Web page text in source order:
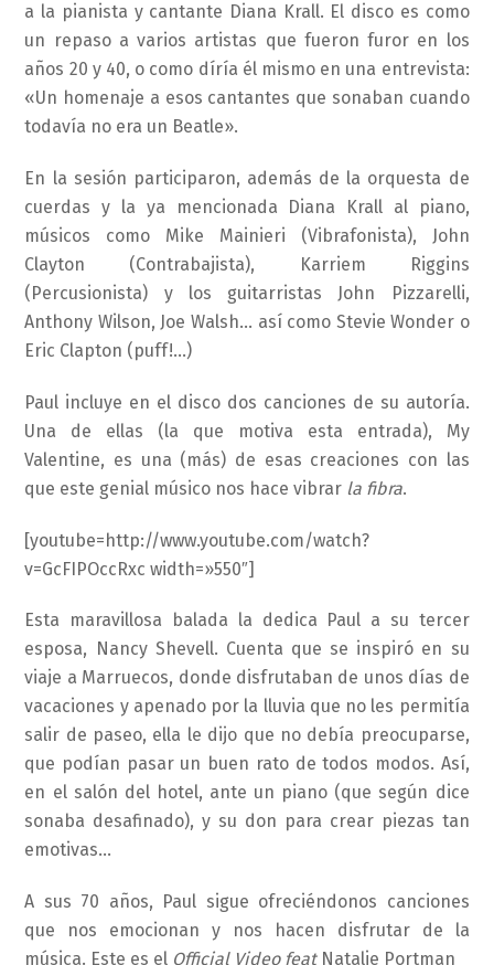
a la pianista y cantante Diana Krall. El disco es como
un repaso a varios artistas que fueron furor en los
años 20 y 40, o como díría él mismo en una entrevista:
«Un homenaje a esos cantantes que sonaban cuando
todavía no era un Beatle».
En la sesión participaron, además de la orquesta de
cuerdas y la ya mencionada Diana Krall al piano,
músicos como Mike Mainieri (Vibrafonista), John
Clayton (Contrabajista), Karriem Riggins
(Percusionista) y los guitarristas John Pizzarelli,
Anthony Wilson, Joe Walsh… así como Stevie Wonder o
Eric Clapton (puff!…)
Paul incluye en el disco dos canciones de su autoría.
Una de ellas (la que motiva esta entrada), My
Valentine, es una (más) de esas creaciones con las
que este genial músico nos hace vibrar la fibra.
[youtube=http://www.youtube.com/watch?
v=GcFIPOccRxc width=»550″]
Esta maravillosa balada la dedica Paul a su tercer
esposa, Nancy Shevell. Cuenta que se inspiró en su
viaje a Marruecos, donde disfrutaban de unos días de
vacaciones y apenado por la lluvia que no les permitía
salir de paseo, ella le dijo que no debía preocuparse,
que podían pasar un buen rato de todos modos. Así,
en el salón del hotel, ante un piano (que según dice
sonaba desafinado), y su don para crear piezas tan
emotivas…
A sus 70 años, Paul sigue ofreciéndonos canciones
que nos emocionan y nos hacen disfrutar de la
música. Este es el Official Video featNatalie Portman